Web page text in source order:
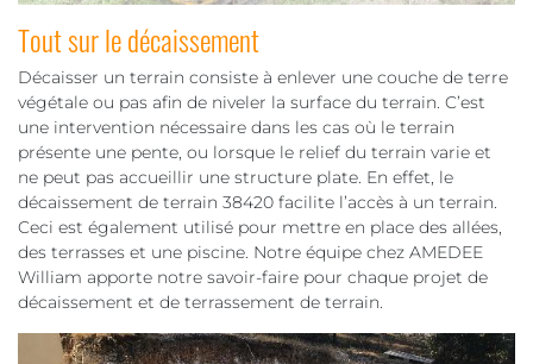
Tout sur le décaissement
Décaisser un terrain consiste à enlever une couche de terre
végétale ou pas afin de niveler la surface du terrain. C’est
une intervention nécessaire dans les cas où le terrain
présente une pente, ou lorsque le relief du terrain varie et
ne peut pas accueillir une structure plate. En effet, le
décaissement de terrain 38420 facilite l’accès à un terrain.
Ceci est également utilisé pour mettre en place des allées,
des terrasses et une piscine. Notre équipe chez AMEDEE
William apporte notre savoir-faire pour chaque projet de
décaissement et de terrassement de terrain.